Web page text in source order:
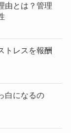
由とは？管理
トレスを報酬
白になるの